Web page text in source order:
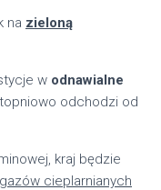
na zieloną
w odnawialne
odchodzi od
kraj będzie
cieplarnianych